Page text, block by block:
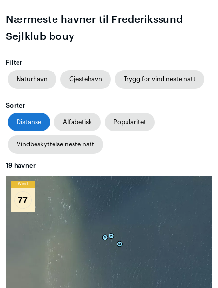
Nærmeste havner til Frederikssund
Sejlklub bouy
Filter
Naturhavn Gjestehavn Trygg for vind neste natt
Sorter
Distanse Alfabetisk Popularitet
Vindbeskyttelse neste natt
19 havner
Wind
77